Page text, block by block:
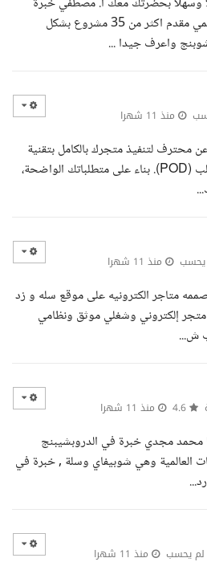
خمس سنوات في التسويق الرقمي مقدم اكثر من 35 مشروع بشكل
واعرف جيدا ...
منذ 11 شهرا
محترف لتنفيذ متجرك بالكامل بتقنية
الدروبشيبينغ والطباعة عند الطلب (POD). بناء على متطلباتك الواضحة،
يحسب منذ 11 شهرا
متاجر الكترونيه على موقع سله و زد
و شوبيفاي ونفذت اكثر من ٣٠٠ متجر إلكتروني وشغلي موثق ونظامي
ش...
منذ 11 شهرا
محمد مجدي خبرة في الدروبشيبنج
العالمية وهي شوبيفاي وسلة , خبرة في
لم يحسب منذ 11 شهرا